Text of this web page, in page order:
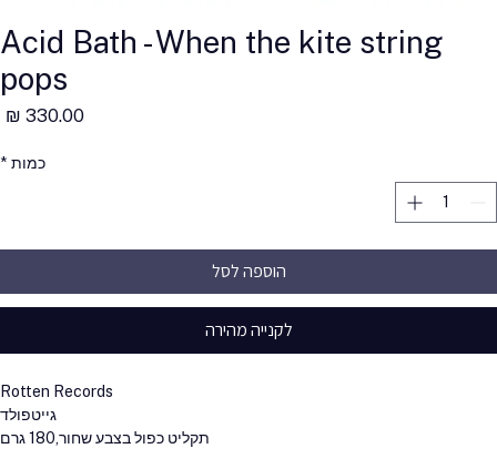
Acid Bath - When the kite string
pops
כמות *
הוספה לסל
לקנייה מהירה
Rotten Records
גייטפולד
תקליט כפול בצבע שחור,180 גרם